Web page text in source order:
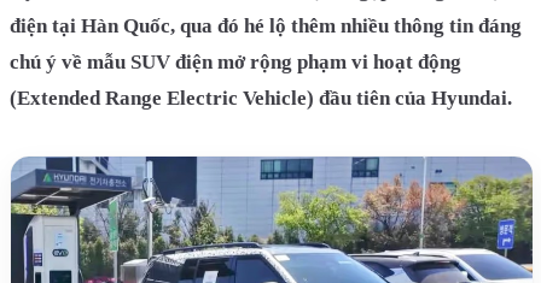
điện tại Hàn Quốc, qua đó hé lộ thêm nhiều thông tin đáng
chú ý về mẫu SUV điện mở rộng phạm vi hoạt động
(Extended Range Electric Vehicle) đầu tiên của Hyundai.